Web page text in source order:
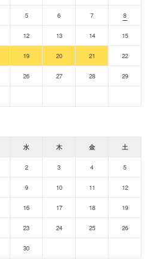
5 6 7 8
12 13 14 15
19 20 21 22
26 27 28 29
水 木 金 土
2 3 4 5
9 10 11 12
16 17 18 19
23 24 25 26
30